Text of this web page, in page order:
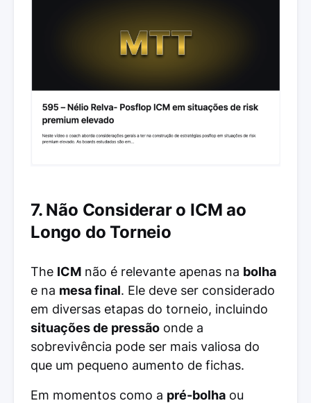
7. Não Considerar o ICM ao
Longo do Torneio
The ICM não é relevante apenas na bolha
e na mesa final. Ele deve ser considerado
em diversas etapas do torneio, incluindo
situações de pressão onde a
sobrevivência pode ser mais valiosa do
que um pequeno aumento de fichas.
Em momentos como a pré-bolha ou